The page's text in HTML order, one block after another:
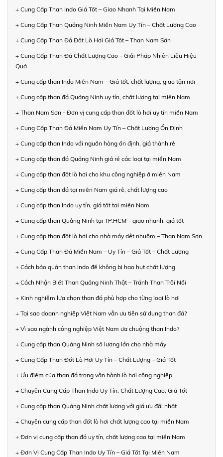
+ Cung Cấp Than Indo Giá Tốt – Giao Nhanh Tại Miền Nam
+ Cung Cấp Than Quảng Ninh Miền Nam Uy Tín – Chất Lượng Cao
+ Cung Cấp Than Đá Đốt Lò Hơi Giá Tốt – Than Nam Sơn
+ Cung Cấp Than Đá Chất Lượng Cao – Giải Pháp Nhiên Liệu Hiệu
Quả
+ Cung cấp than Indo Miền Nam – Giá tốt, chất lượng, giao tận nơi
+ Cung cấp than đá Quảng Ninh uy tín, chất lượng tại miền Nam
+ Than Nam Sơn - Đơn vị cung cấp than đốt lò hơi uy tín miền Nam
+ Cung Cấp Than Đá Miền Nam Uy Tín – Chất Lượng Ổn Định
+ Cung cấp than Indo với nguồn hàng ổn định, giá thành rẻ
+ Cung cấp than đá Quảng Ninh giá rẻ các loại tại miền Nam
+ Cung cấp than đốt lò hơi cho khu công nghiệp ở miền Nam
+ Cung cấp than đá tại miền Nam giá rẻ, chất lượng cao
+ Cung cấp than Indo uy tín, giá tốt tại miền Nam
+ Cung cấp than Quảng Ninh tại TP.HCM – giao nhanh, giá tốt
+ Cung cấp than đốt lò hơi cho nhà máy dệt nhuộm – Than Nam Sơn
+ Cung Cấp Than Đá Miền Nam – Uy Tín – Giá Tốt – Chất Lượng
+ Cách bảo quản than Indo để không bị hao hụt chất lượng
+ Cách Nhận Biết Than Quảng Ninh Thật – Tránh Than Trôi Nổi
+ Kinh nghiệm lựa chọn than đá phù hợp cho từng loại lò hơi
+ Tại sao doanh nghiệp Việt Nam vẫn ưu tiên sử dụng than đá?
+ Vì sao ngành công nghiệp Việt Nam ưa chuộng than Indo?
+ Cung cấp than Quảng Ninh số lượng lớn cho nhà máy
+ Cung Cấp Than Đốt Lò Hơi Uy Tín – Chất Lượng – Giá Tốt
+ Ưu điểm của than đá trong vận hành lò hơi công nghiệp
+ Chuyên Cung Cấp Than Indo Uy Tín, Chất Lượng Cao, Giá Tốt
+ Cung cấp than Quảng Ninh chất lượng với giá ưu đãi nhất
+ Chuyên cung cấp than đốt lò hơi chất lượng cao tại miền Nam
+ Đơn vị cung cấp than đá uy tín, chất lượng cao tại miền Nam
+ Đơn Vị Cung Cấp Than Indo Uy Tín – Giá Tốt Tại Miền Nam